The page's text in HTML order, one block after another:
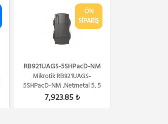
ÖN
SİPARİŞ
RB921UAGS-5SHPacD-NM
Mikrotik RB921UAGS-
5SHPacD-NM ,Netmetal 5, 5
Ghz, 802.11ac ,2x2 Mi...
7,923.85 ₺